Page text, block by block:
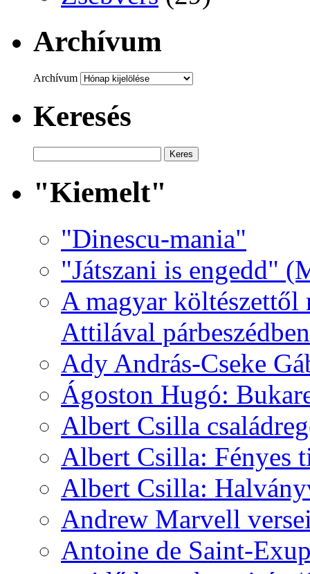
Archívum
Archívum
Keresés
"Kiemelt"
"Dinescu-mania"
"Játszani is engedd"
A magyar
Attilával párbeszédben
Ady András-Cseke
Ágoston Hugó:
Albert Csilla
Albert Csilla: Fényes
Albert Csilla:
Andrew Marvell
Antoine de Saint-